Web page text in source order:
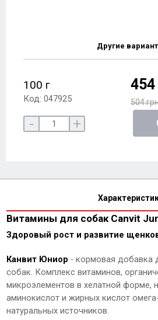
Другие
100 г
Код: 047925
454
504
- +
Витамины для собак Canvit
Здоровый рост и развитие
Канвит Юниор - кормовая добавка
собак. Комплекс витаминов,
микроэлементов в хелатной форме,
аминокислот и жирных кислот
натуральных источников.